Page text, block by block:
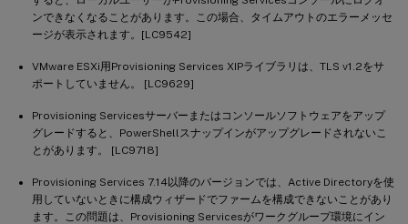
ンできなくなることがあります。この場合、タイムアウトのエラーメッセ
ージが表示されます。[LC9542]
VMware ESXi用Provisioning Services XIPライブラリは、TLS v1.2をサ
ポートしていません。 [LC9629]
Provisioning Servicesサーバーまたはコンソールソフトウェアをアップ
グレードすると、PowerShellスナップインがアップグレードされないこ
とがあります。 [LC9718]
Provisioning Services 7.14以降のバージョンでは、Active Directoryを使
用していないときに構成ウィザードでファームを構成できないことがあり
ます。この問題は、Provisioning Servicesがワークグループ環境にイン